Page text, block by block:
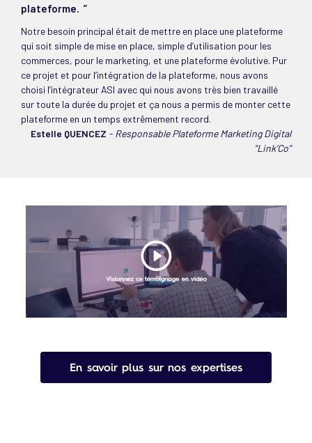
plateforme. ”
Notre besoin principal était de mettre en place une plateforme
qui soit simple de mise en place, simple d’utilisation pour les
commerces, pour le marketing, et une plateforme évolutive. Pur
ce projet et pour l’intégration de la plateforme, nous avons
choisi l’intégrateur ASI avec qui nous avons très bien travaillé
sur toute la durée du projet et ça nous a permis de monter cette
plateforme en un temps extrêmement record.
Estelle QUENCEZ - Responsable Plateforme Marketing Digital
"Link’Co"
En savoir plus sur nos expertises